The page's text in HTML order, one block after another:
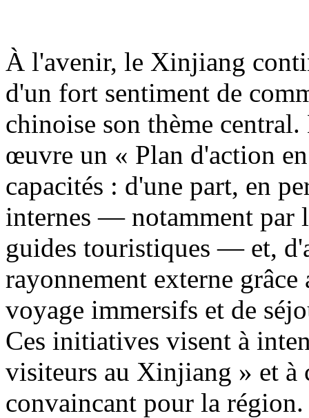
À l'avenir, le Xinjiang
d'un fort sentiment de
chinoise son thème
œuvre un « Plan d'action
capacités : d'une part, en
internes — notamment par
guides touristiques — et,
rayonnement externe
voyage immersifs et de
Ces initiatives visent à
visiteurs au Xinjiang » et à
convaincant pour la région.